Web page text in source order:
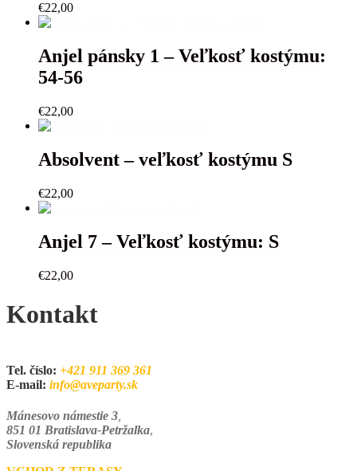
€22,00
Anjel pánsky 1 – Veľkosť kostýmu:
54-56
€22,00
Absolvent – veľkosť kostýmu S
€22,00
Anjel 7 – Veľkosť kostýmu: S
€22,00
Kontakt
Tel. číslo: +421 911 369 361
E-mail: info@aveparty.sk
Mánesovo námestie 3
851 01 Bratislava-Petržalka,
Slovenská republika